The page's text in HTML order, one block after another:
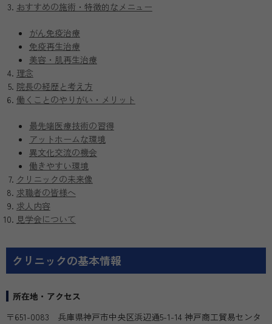
おすすめの施術・特徴的なメニュー
がん免疫治療
免疫再生治療
美容・肌再生治療
理念
院長の経歴と考え方
働くことのやりがい・メリット
最先端医療技術の習得
アットホームな環境
異文化交流の機会
働きやすい環境
クリニックの未来像
求職者の皆様へ
求人内容
見学会について
クリニックの基本情報
所在地・アクセス
〒651-0083 兵庫県神戸市中央区浜辺通5-1-14 神戸商工貿易センタ